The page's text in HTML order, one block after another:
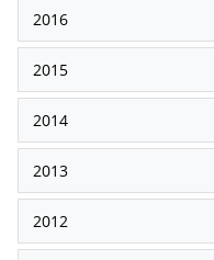
2016
2015
2014
2013
2012